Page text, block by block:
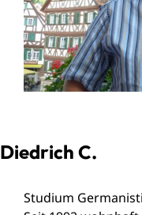
Diedrich C.
Studium